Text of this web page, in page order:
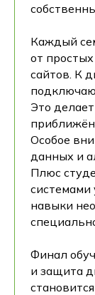
Каждый
от
сайтов. К
Это
Особое
данных и
Плюс
системами
навыки
Финал
и защита